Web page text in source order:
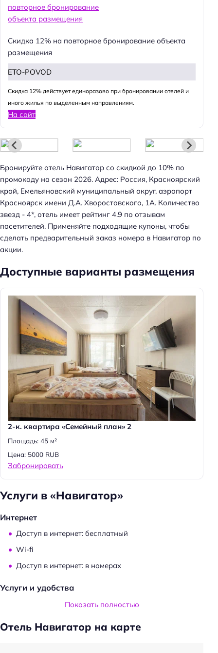
Скидка 12% на повторное бронирование объекта
размещения
ETO-POVOD
Cкидка 12% действует единоразово при бронировании отелей и
иного жилья по выделенным направлениям.
На сайт
Бронируйте отель Навигатор со скидкой до 10% по
промокоду на сезон 2026. Адрес: Россия, Красноярский
край, Емельяновский муниципальный округ, аэропорт
Красноярск имени Д.А. Хворостовского, 1А. Количество
звезд - 4*, отель имеет рейтинг 4.9 по отзывам
посетителей. Применяйте подходящие купоны, чтобы
сделать предварительный заказ номера в Навигатор по
акции.
Доступные варианты размещения
2-к. квартира «Семейный план» 2
Площадь: 45 м²
Цена: 5000 RUB
Забронировать
Услуги в «Навигатор»
Интернет
Доступ в интернет: бесплатный
Wi-fi
Доступ в интернет: в номерах
Услуги и удобства
Проживание с животными: платно
Предоставление отчётных документов
Показать полностью
Отель Навигатор на карте
: